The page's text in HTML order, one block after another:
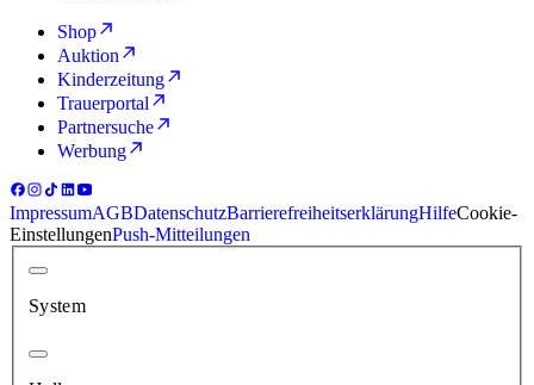
Shop
Auktion
Kinderzeitung
Trauerportal
Partnersuche
Werbung
ImpressumAGBDatenschutzBarrierefreiheitserklärungHilfeCookie-
EinstellungenPush-Mitteilungen
System